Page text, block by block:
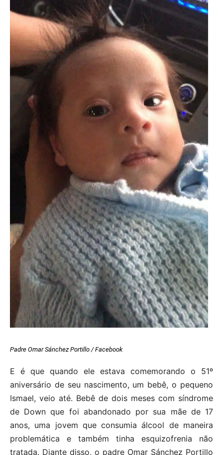
Padre Omar Sánchez Portillo / Facebook
E é que quando ele estava comemorando o 51º
aniversário de seu nascimento, um bebê, o pequeno
Ismael, veio até. Bebê de dois meses com síndrome
de Down que foi abandonado por sua mãe de 17
anos, uma jovem que consumia álcool de maneira
problemática e também tinha esquizofrenia não
tratada. Diante disso, o padre Omar Sánchez Portillo